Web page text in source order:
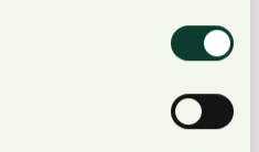
kapasitet, videre av